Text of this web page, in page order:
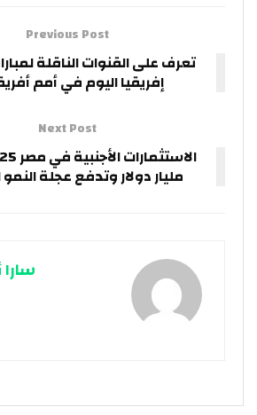
Previous Post
تعرف على القنوات الناقلة
إفريقيا اليوم في أمم أفريقيا
Next Post
مليار دولار وتدفع عجلة